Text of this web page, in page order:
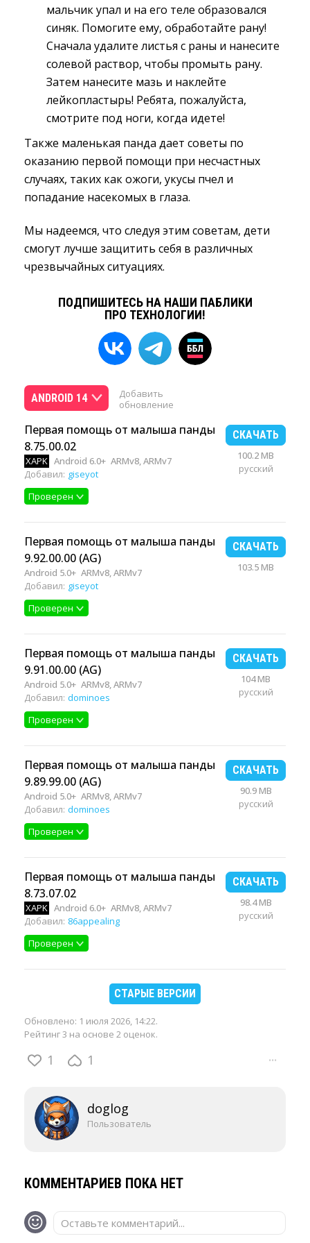
мальчик упал и на его теле образовался
синяк. Помогите ему, обработайте рану!
Сначала удалите листья с раны и нанесите
солевой раствор, чтобы промыть рану.
Затем нанесите мазь и наклейте
лейкопластырь! Ребята, пожалуйста,
смотрите под ноги, когда идете!
Также маленькая панда дает советы по
оказанию первой помощи при несчастных
случаях, таких как ожоги, укусы пчел и
попадание насекомых в глаза.
Мы надеемся, что следуя этим советам, дети
смогут лучше защитить себя в различных
чрезвычайных ситуациях.
ПОДПИШИТЕСЬ НА НАШИ ПАБЛИКИ
ПРО ТЕХНОЛОГИИ!
ANDROID 14
Добавить
обновление
Первая помощь от малыша панды
8.75.00.02
XAPK Android 6.0+ ARMv8, ARMv7
Добавил: giseyot
Проверен
СКАЧАТЬ
100.2 MB
русский
Первая помощь от малыша панды
9.92.00.00 (AG)
Android 5.0+ ARMv8, ARMv7
Добавил: giseyot
Проверен
СКАЧАТЬ
103.5 MB
Первая помощь от малыша панды
9.91.00.00 (AG)
Android 5.0+ ARMv8, ARMv7
Добавил: dominoes
Проверен
СКАЧАТЬ
104 MB
русский
Первая помощь от малыша панды
9.89.99.00 (AG)
Android 5.0+ ARMv8, ARMv7
Добавил: dominoes
Проверен
СКАЧАТЬ
90.9 MB
русский
Первая помощь от малыша панды
8.73.07.02
XAPK Android 6.0+ ARMv8, ARMv7
Добавил: 86appealing
Проверен
СКАЧАТЬ
98.4 MB
русский
СТАРЫЕ ВЕРСИИ
Обновлено: 1 июля 2026, 14:22.
Рейтинг 3 на основе 2 оценок.
1 1 ···
doglog
Пользователь
КОММЕНТАРИЕВ ПОКА НЕТ
Оставьте комментарий...